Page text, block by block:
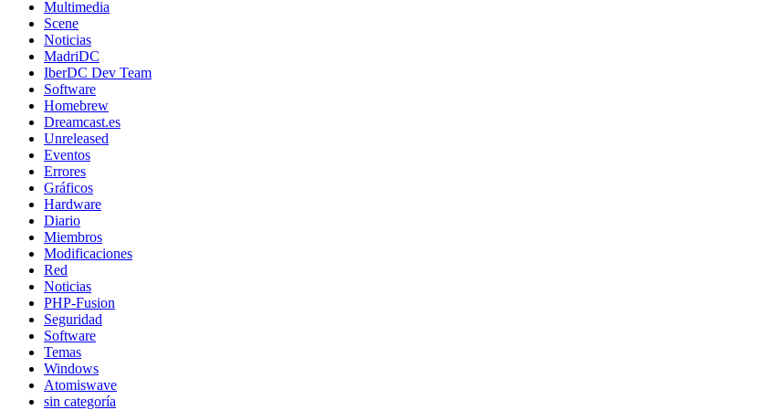
Multimedia
Scene
Noticias
MadriDC
IberDC Dev Team
Software
Homebrew
Dreamcast.es
Unreleased
Eventos
Errores
Gráficos
Hardware
Diario
Miembros
Modificaciones
Red
Noticias
PHP-Fusion
Seguridad
Software
Temas
Windows
Atomiswave
sin categoría